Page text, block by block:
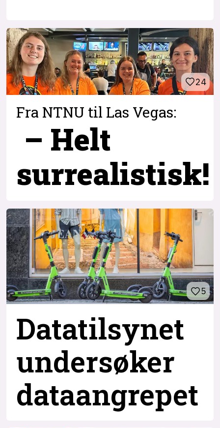
24
Fra NTNU til Las Vegas:
– Helt
surrealistisk!
5
Datatilsynet
undersøker
dataangrepet